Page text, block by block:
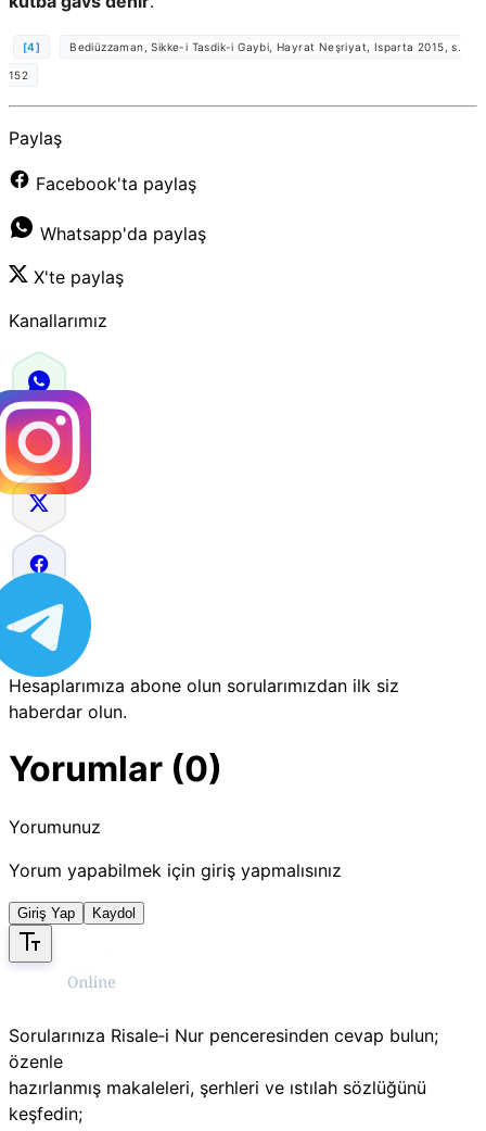
[4] Bediüzzaman, Sikke-i Tasdik-i Gaybi, Hayrat Neşriyat, Isparta 2015, s.
152
Paylaş
Facebook'ta paylaş
Whatsapp'da paylaş
X'te paylaş
Kanallarımız
Hesaplarımıza abone olun sorularımızdan ilk siz
haberdar olun.
Yorumlar (0)
Yorumunuz
Yorum yapabilmek için giriş yapmalısınız
Giriş Yap Kaydol
Sorularınıza Risale‑i Nur penceresinden cevap bulun;
özenle
hazırlanmış makaleleri, şerhleri ve ıstılah sözlüğünü
keşfedin;